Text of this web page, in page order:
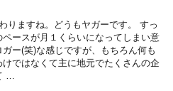
りますね。どうもヤガーです。 すっ
ペースが月１くらいになってしまい意
ー(笑)な感じですが、もちろん何も
けではなくて主に地元でたくさんの企
…